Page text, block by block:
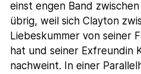
einst engen Band
übrig, weil sich Clayton
Liebeskummer von seiner
hat und seiner Exfreundin
nachweint. In einer